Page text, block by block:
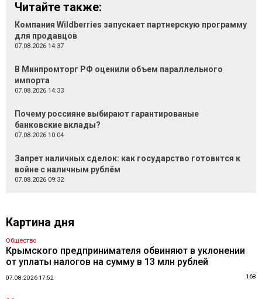
Читайте также:
Компания Wildberries запускает партнерскую программу
для продавцов
07.08.2026 14:37
В Минпромторг РФ оценили объем параллельного
импорта
07.08.2026 14:33
Почему россияне выбирают гарантированые
банковские вклады?
07.08.2026 10:04
Запрет наличных сделок: как государство готовится к
войне с наличным рублём
07.08.2026 09:32
Картина дня
Общество
Крымского предпринимателя обвиняют в уклонении
от уплаты налогов на сумму в 13 млн рублей
07.08.2026 17:52 168